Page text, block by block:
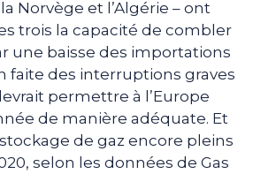
Norvège et l’Algérie – ont
trois la capacité de combler
une baisse des importations
faite des interruptions graves
permettre à l’Europe
de manière adéquate. Et
de gaz encore pleins
selon les données de Gas